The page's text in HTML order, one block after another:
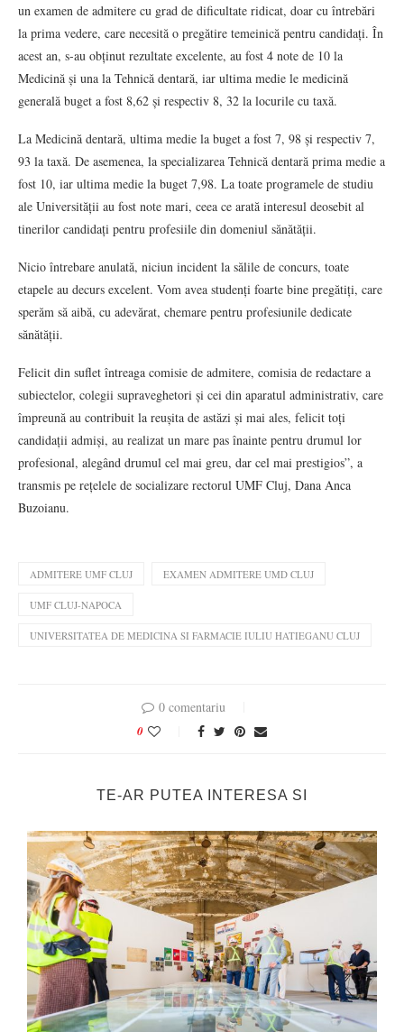
un examen de admitere cu grad de dificultate ridicat, doar cu întrebări
la prima vedere, care necesită o pregătire temeinică pentru candidați. În
acest an, s-au obținut rezultate excelente, au fost 4 note de 10 la
Medicină și una la Tehnică dentară, iar ultima medie le medicină
generală buget a fost 8,62 și respectiv 8, 32 la locurile cu taxă.
La Medicină dentară, ultima medie la buget a fost 7, 98 și respectiv 7,
93 la taxă. De asemenea, la specializarea Tehnică dentară prima medie a
fost 10, iar ultima medie la buget 7,98. La toate programele de studiu
ale Universității au fost note mari, ceea ce arată interesul deosebit al
tinerilor candidați pentru profesiile din domeniul sănătății.
Nicio întrebare anulată, niciun incident la sălile de concurs, toate
etapele au decurs excelent. Vom avea studenți foarte bine pregătiți, care
sperăm să aibă, cu adevărat, chemare pentru profesiunile dedicate
sănătății.
Felicit din suflet întreaga comisie de admitere, comisia de redactare a
subiectelor, colegii supraveghetori și cei din aparatul administrativ, care
împreună au contribuit la reușita de astăzi și mai ales, felicit toți
candidații admiși, au realizat un mare pas înainte pentru drumul lor
profesional, alegând drumul cel mai greu, dar cel mai prestigios”, a
transmis pe rețelele de socializare rectorul UMF Cluj, Dana Anca
Buzoianu.
ADMITERE UMF CLUJ EXAMEN ADMITERE UMD CLUJ
UMF CLUJ-NAPOCA
UNIVERSITATEA DE MEDICINA SI FARMACIE IULIU HATIEGANU CLUJ
0 comentariu
0
TE-AR PUTEA INTERESA SI